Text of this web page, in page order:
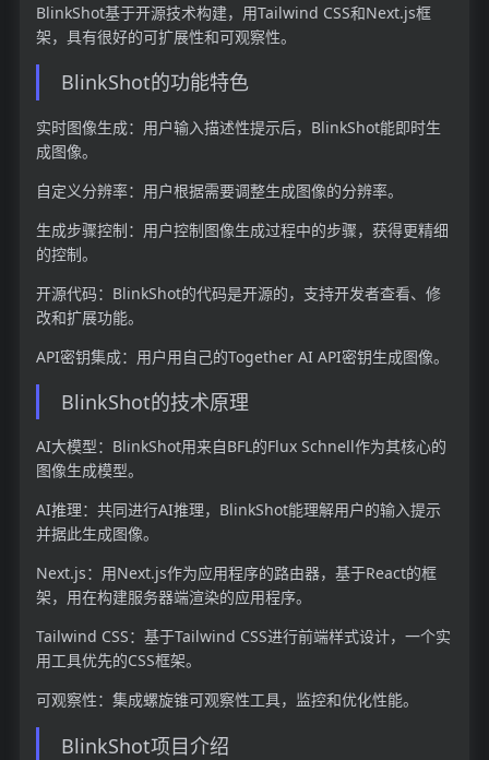
BlinkShot基于开源技术构建，用Tailwind CSS和Next.js框
架，具有很好的可扩展性和可观察性。
BlinkShot的功能特色
实时图像生成：用户输入描述性提示后，BlinkShot能即时生
成图像。
自定义分辨率：用户根据需要调整生成图像的分辨率。
生成步骤控制：用户控制图像生成过程中的步骤，获得更精细
的控制。
开源代码：BlinkShot的代码是开源的，支持开发者查看、修
改和扩展功能。
API密钥集成：用户用自己的Together AI API密钥生成图像。
BlinkShot的技术原理
AI大模型：BlinkShot用来自BFL的Flux Schnell作为其核心的
图像生成模型。
AI推理：共同进行AI推理，BlinkShot能理解用户的输入提示
并据此生成图像。
Next.js：用Next.js作为应用程序的路由器，基于React的框
架，用在构建服务器端渲染的应用程序。
Tailwind CSS：基于Tailwind CSS进行前端样式设计，一个实
用工具优先的CSS框架。
可观察性：集成螺旋锥可观察性工具，监控和优化性能。
BlinkShot项目介绍